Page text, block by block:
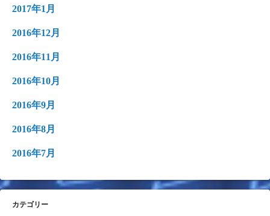
2017年1月
2016年12月
2016年11月
2016年10月
2016年9月
2016年8月
2016年7月
カテゴリー